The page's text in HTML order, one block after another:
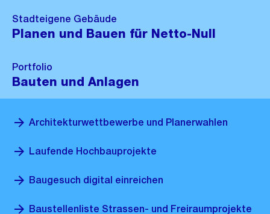
Stadteigene Gebäude
Planen und Bauen für Netto-Null
Portfolio
Bauten und Anlagen
Architekturwettbewerbe und Planerwahlen
Laufende Hochbauprojekte
Baugesuch digital einreichen
Baustellenliste Strassen- und Freiraumprojekte